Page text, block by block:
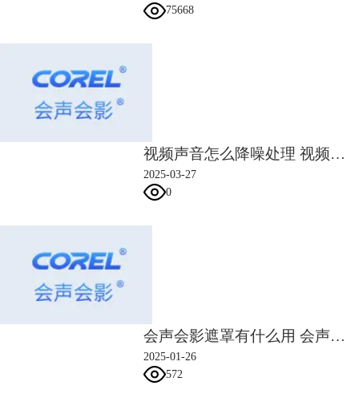
用的工具轻松控制观众看到角度！编辑视频素材，添加会声会影提供的小
观看。 会声会影可提供高度灵活性，可以制作效果独特，妙趣横生的
360 度全景视频，实现全角度展示。
各种智能工具和人工智能助你一臂之力
现在，可以使用您的独特照片和视频更加快速轻松地制作出效果出众的影
片。使用会声会影的智能工具，将点滴生活瞬间自动转换为幻灯片和影
换为幻灯片。 高光时刻可提供进一步的编辑功能，可使用 AI 面部识别
功能对效果亲和的照片和视频片段进行分析，提取，并编译到可以编辑的
项目中，之后还可以在时间轴上进行进一步强化。通过更加智能的方式将
AR 贴纸
使用全新的 AR 贴纸为您的下一个项目打造妙趣横生的个性效果，让您的
视频更具感染力，趣味性更强。 这些面部跟踪贴纸可以识别并绘制面部
特征，允许您在任何项目中轻松为画面中的人物添加搞笑的耳朵、妙趣横
生的眼睛、尺寸夸张的太阳镜或帽子。 添加 AR 贴纸是为游戏视频、互
动视频和教程视频增加互动性和个性化效果的创意方式。
会声会影可为您提供各种需要的工具，可以轻松将视频项目转换为精美
75668
视频声音怎么降噪处理 视频声音转换文字怎么弄
2025-03-27
0
会声会影遮罩有什么用 会声会影遮罩怎么用
2025-01-26
572